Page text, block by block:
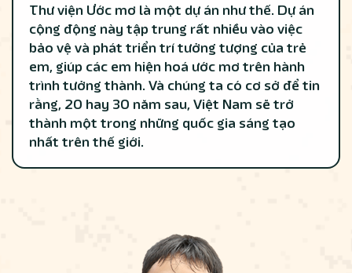
Thư viện Ước mơ là một dự án như thế. Dự án
cộng động này tập trung rất nhiều vào việc
bảo vệ và phát triển trí tưởng tượng của trẻ
em, giúp các em hiện hoá ước mơ trên hành
trình tưởng thành. Và chúng ta có cơ sở để tin
rằng, 20 hay 30 năm sau, Việt Nam sẽ trở
thành một trong những quốc gia sáng tạo
nhất trên thế giới.